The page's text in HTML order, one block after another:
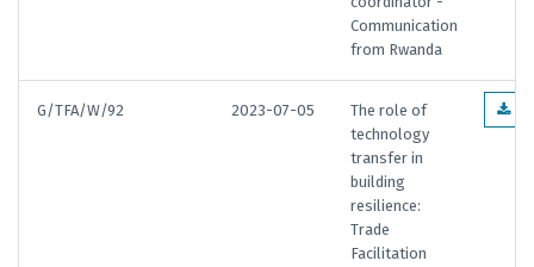
Communication
from Rwanda
G/TFA/W/92 2023-07-05
The role of
technology
transfer in
building
resilience:
Trade
Facilitation